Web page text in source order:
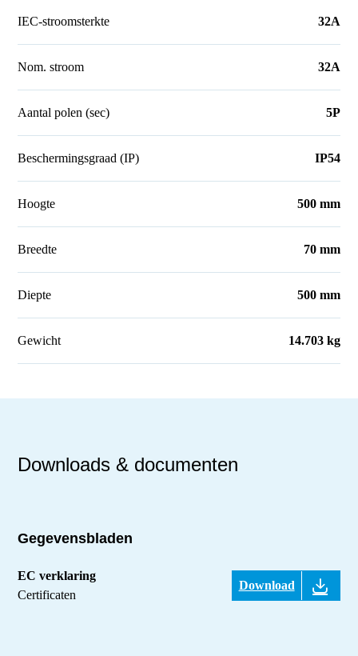
IEC-stroomsterkte 32A
Nom. stroom 32A
Aantal polen (sec) 5P
Beschermingsgraad (IP) IP54
Hoogte 500 mm
Breedte 70 mm
Diepte 500 mm
Gewicht 14.703 kg
Downloads & documenten
Gegevensbladen
EC verklaring
Certificaten
Download